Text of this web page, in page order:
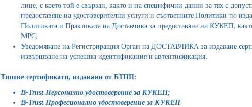
лице, с което той е свързан, както и на специфични данни за тях с
предоставяне на удостоверителни услуги и съответните Политики по
Политиката и Практиката на Доставчика за предоставяне на КУКЕП,
МРС;
Уведомяване на Регистриращия Орган на ДОСТАВЧИКА за издаване
извършване на успешна идентификация и автентификация.
Типове сертификати, издавани от БТПП:
B-Trust Персонално удостоверение за КУКЕП;
B-Trust Професионално удостоверение за КУКЕП